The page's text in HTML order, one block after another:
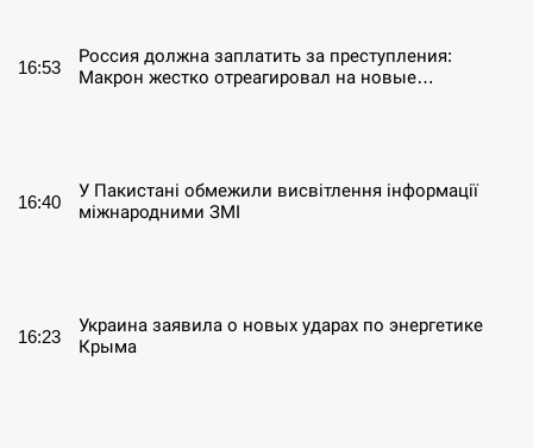
16:53
Россия должна заплатить за преступления:
Макрон жестко отреагировал на новые…
16:40
У Пакистані обмежили висвітлення інформації
міжнародними ЗМІ
16:23
Украина заявила о новых ударах по энергетике
Крыма